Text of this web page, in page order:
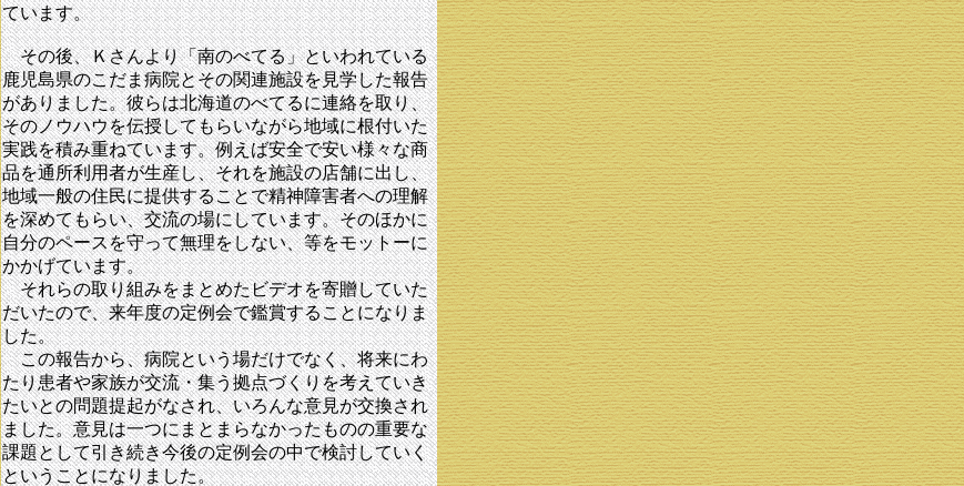
ています。
その後、Ｋさんより「南のべてる」といわれている
鹿児島県のこだま病院とその関連施設を見学した報告
がありました。彼らは北海道のべてるに連絡を取り、
そのノウハウを伝授してもらいながら地域に根付いた
実践を積み重ねています。例えば安全で安い様々な商
品を通所利用者が生産し、それを施設の店舗に出し、
地域一般の住民に提供することで精神障害者への理解
を深めてもらい、交流の場にしています。そのほかに
自分のペースを守って無理をしない、等をモットーに
かかげています。
それらの取り組みをまとめたビデオを寄贈していた
だいたので、来年度の定例会で鑑賞することになりま
した。
この報告から、病院という場だけでなく、将来にわ
たり患者や家族が交流・集う拠点づくりを考えていき
たいとの問題提起がなされ、いろんな意見が交換され
ました。意見は一つにまとまらなかったものの重要な
課題として引き続き今後の定例会の中で検討していく
ということになりました。